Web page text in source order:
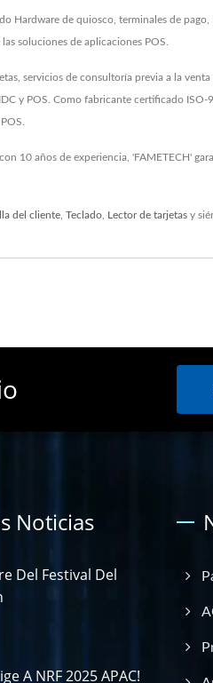
Hardware de quiosco, terminales de pago,
soluciones de aplicaciones POS.
servicios de consultoría previa a la venta
y POS. Como fabricante certificado
10 años de experiencia, 'FAMETECH'
del cliente Teclado Lector de tarjetas y
Noticias
Del Festival Del
A NRF 2025 APAC!